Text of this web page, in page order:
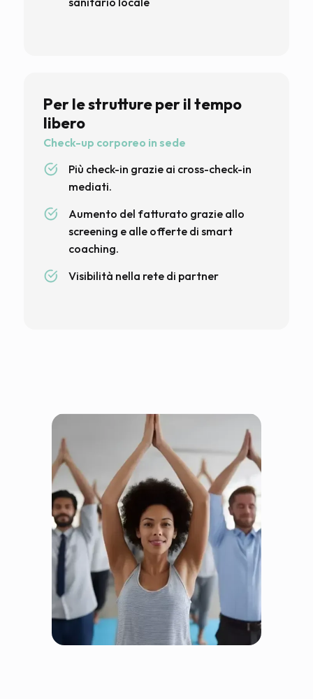
Per le strutture per il tempo
libero
Check-up corporeo in sede
Più check-in grazie ai cross-check-in
mediati.
Aumento del fatturato grazie allo
screening e alle offerte di smart
coaching.
Visibilità nella rete di partner